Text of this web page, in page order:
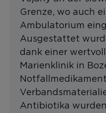
Grenze, wo auch
Ambulatorium
Ausgestattet
dank einer
Marienklinik in
Antibiotika